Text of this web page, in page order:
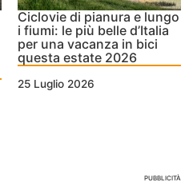
Ciclovie di pianura e lungo
i fiumi: le più belle d’Italia
per una vacanza in bici
questa estate 2026
25 Luglio 2026
PUBBLICITÀ